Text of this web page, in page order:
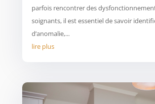
parfois rencontrer des
soignants, il est essentiel de savoir
d’anomalie,...
lire plus